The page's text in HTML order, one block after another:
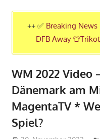
Katar
++ ✅ Breaking
DFB Away
WM 2022 Video
Dänemark am
MagentaTV *
Spiel?